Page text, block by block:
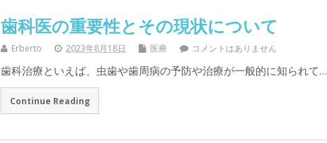
歯科医の重要性とその現状について
Erberto 2023年8月18日 医療 コメントはありません
歯科治療といえば、虫歯や歯周病の予防や治療が一般的に知られて…
Continue Reading